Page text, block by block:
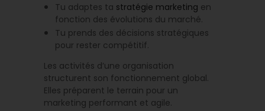
Tu adaptes ta stratégie marketing en
fonction des évolutions du marché.
Tu prends des décisions stratégiques
pour rester compétitif.
Les activités d’une organisation
structurent son fonctionnement global.
Elles préparent le terrain pour un
marketing performant et agile.